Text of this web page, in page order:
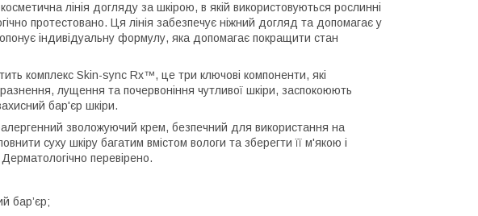
лінія догляду за шкірою, в якій використовуються рослинні
протестовано. Ця лінія забезпечує ніжний догляд та допомагає у
індивідуальну формулу, яка допомагає покращити стан
комплекс Skin-sync Rx™, це три ключові компоненти, які
лущення та почервоніння чутливої шкіри, заспокоюють
бар'єр шкіри.
зволожуючий крем, безпечний для використання на
суху шкіру багатим вмістом вологи та зберегти її м'якою і
перевірено.
бар’єр;